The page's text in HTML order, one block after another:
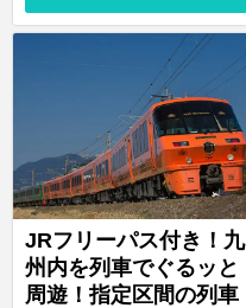
JRフリーパス付き！九
州内を列車でぐるッと
周遊！指定区間の列車